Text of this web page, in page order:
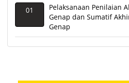
01
Pelaksanaan Penilaian
Genap dan Sumatif
Genap
Kegiatan Pesta Siaga